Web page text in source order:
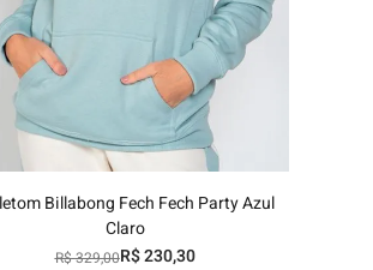
M GG
Adicionar ao carrinho
Billabong Fech Fech Party Azul
Claro
R$329,00R$230,30